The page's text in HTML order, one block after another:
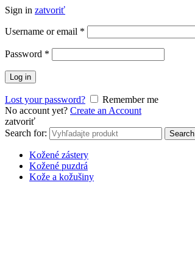
Sign in zatvoriť
Username or email *
Password *
Log in
Lost your password?
Remember me
No account yet? Create an Account
zatvoriť
Search for:
Search
Kožené zástery
Kožené puzdrá
Kože a kožušiny